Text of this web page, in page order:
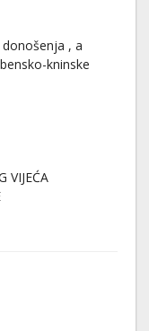
, a
kninske
VIJEĆA